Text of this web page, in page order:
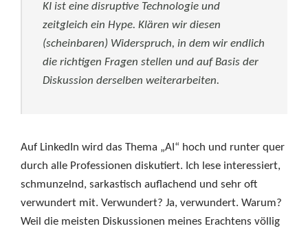
KI ist eine disruptive Technologie und
zeitgleich ein Hype. Klären wir diesen
(scheinbaren) Widerspruch, in dem wir endlich
die richtigen Fragen stellen und auf Basis der
Diskussion derselben weiterarbeiten.
Auf LinkedIn wird das Thema „AI“ hoch und runter quer
durch alle Professionen diskutiert. Ich lese interessiert,
schmunzelnd, sarkastisch auflachend und sehr oft
verwundert mit. Verwundert? Ja, verwundert. Warum?
Weil die meisten Diskussionen meines Erachtens völlig